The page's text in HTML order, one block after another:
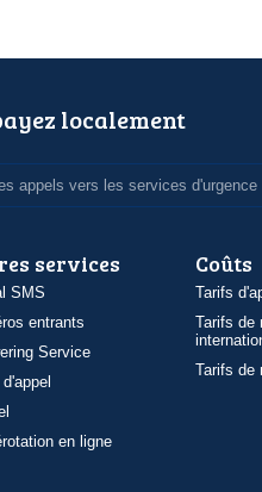
localement
appels vers les services d'urgence
services
SMS
entrants
Service
en ligne
Coûts
Tarifs
Tarifs de
Tarifs de